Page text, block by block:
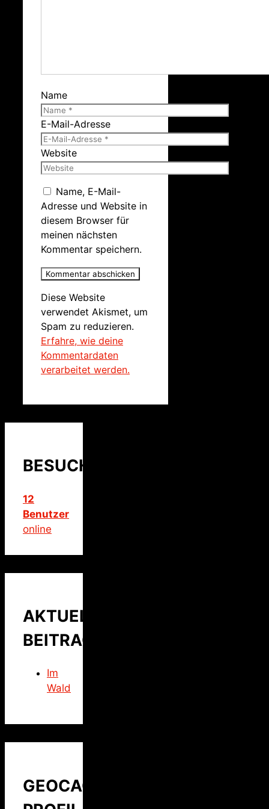
Name
E-Mail-Adresse
Website
Name, E-Mail-
Adresse und Website in
diesem Browser für
meinen nächsten
Kommentar speichern.
Diese Website
verwendet Akismet, um
Spam zu reduzieren.
Erfahre, wie deine
Kommentardaten
verarbeitet werden.
BESUCHER
12
Benutzer
online
AKTUELLER
BEITRAG
Im
Wald
GEOCACHING